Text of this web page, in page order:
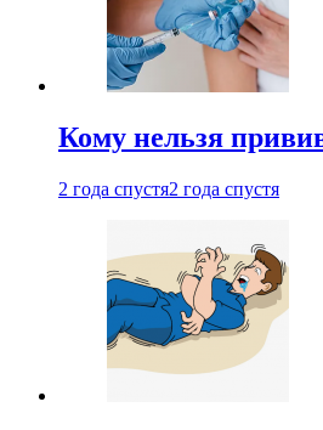
Кому нельзя
2 года спустя2 года спустя